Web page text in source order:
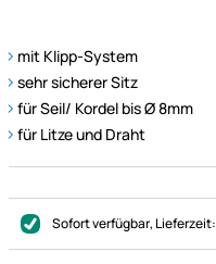
mit Klipp-System
sehr sicherer Sitz
für Seil/ Kordel bis Ø 8mm
für Litze und Draht
Sofort verfügbar, Lieferzeit: